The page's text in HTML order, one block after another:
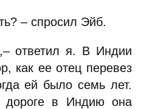
– спросил Эйб.
ответил я. В Индии
как ее отец перевез
ей было семь лет.
в Индию она